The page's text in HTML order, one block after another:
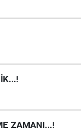
ZAMANI...!